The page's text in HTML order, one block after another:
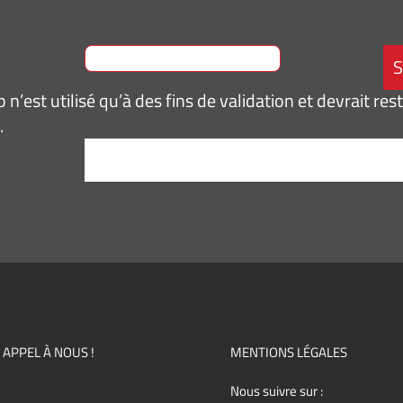
n’est utilisé qu’à des fins de validation et devrait
des
À NOUS !
MENTIONS LÉGALES
Nous suivre sur :